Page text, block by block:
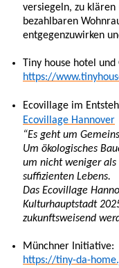
versiegeln, zu klären
bezahlbaren
entgegenzuwirken
Tiny house hotel
https://
Ecovillage im
Ecovillage Hannover
“Es geht um
Um ökologisches
um nicht weniger als
suffizienten Lebens.
Das Ecovillage
Kulturhauptstadt
zukunftsweisend
Münchner Initiative:
https://tiny-da-